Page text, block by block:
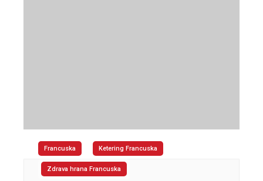
Francuska Ketering Francuska
Zdrava hrana Francuska